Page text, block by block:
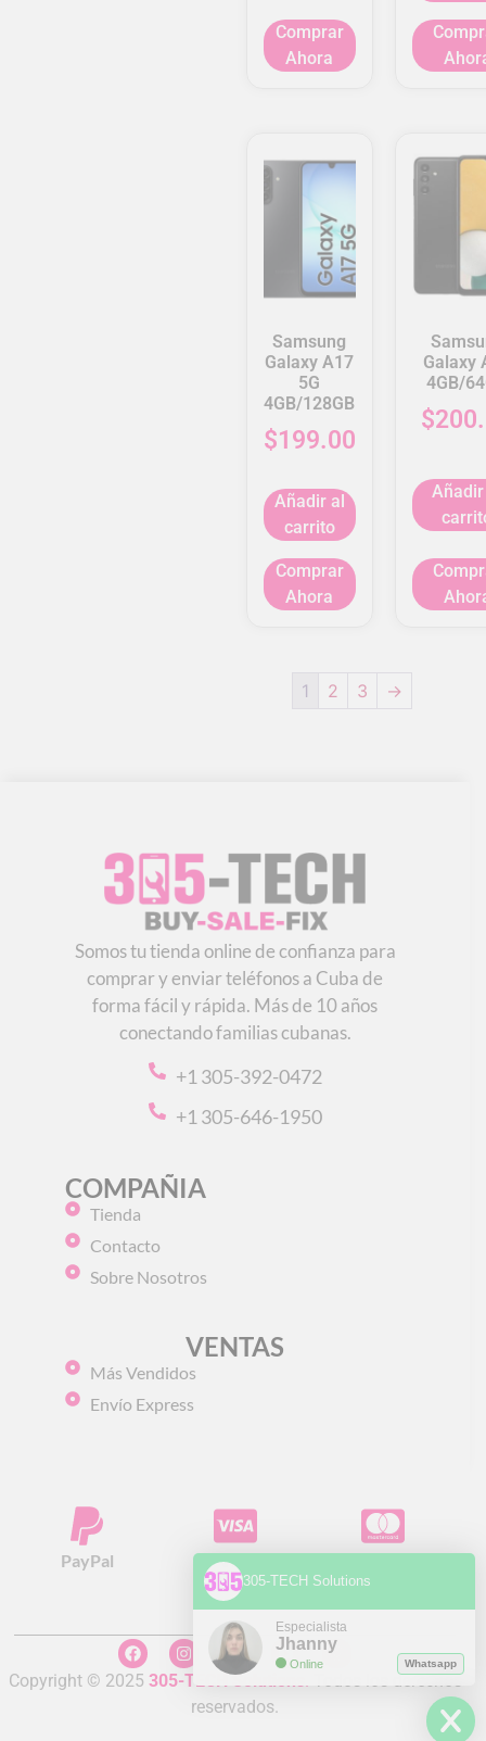
Comprar
Ahora
Samsung
Galaxy A17
5G
4GB/128GB
$199.00
Añadir al
carrito
Comprar
Ahora
Galaxy
4GB/
$
1 2 3 →
Somos tu tienda online de confianza para
comprar y enviar teléfonos a Cuba de
forma fácil y rápida. Más de 10 años
conectando familias cubanas.
+1 305-392-0472
+1 305-646-1950
COMPAÑIA
Tienda
Contacto
Sobre Nosotros
VENTAS
Más Vendidos
Envío Express
PayPal Visa Mastercard
Copyright © 2025 305-TECH Solutions
Todos los derechos
reservados.
305-TECH Solutions
Especialista
Jhanny
Online Whatsapp